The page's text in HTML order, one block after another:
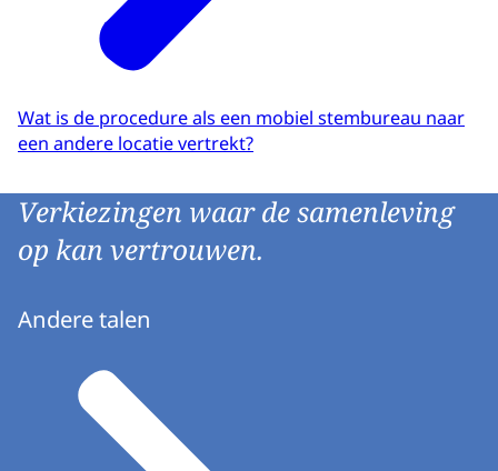
Wat is de procedure als een mobiel stembureau naar
een andere locatie vertrekt?
Verkiezingen waar de samenleving
op kan vertrouwen.
Andere talen